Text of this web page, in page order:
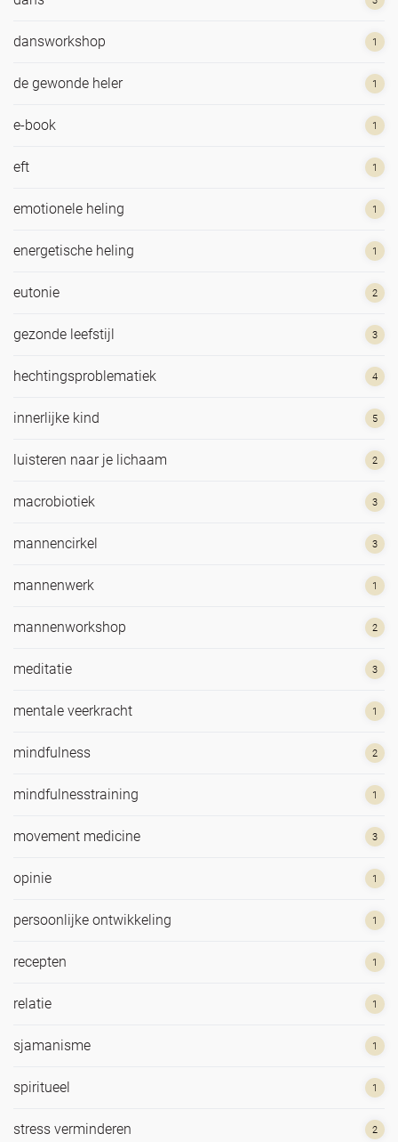
dansworkshop 1
de gewonde heler 1
e-book 1
eft 1
emotionele heling 1
energetische heling 1
eutonie 2
gezonde leefstijl 3
hechtingsproblematiek 4
innerlijke kind 5
luisteren naar je lichaam 2
macrobiotiek 3
mannencirkel 3
mannenwerk 1
mannenworkshop 2
meditatie 3
mentale veerkracht 1
mindfulness 2
mindfulnesstraining 1
movement medicine 3
opinie 1
persoonlijke ontwikkeling 1
recepten 1
relatie 1
sjamanisme 1
spiritueel 1
stress verminderen 2